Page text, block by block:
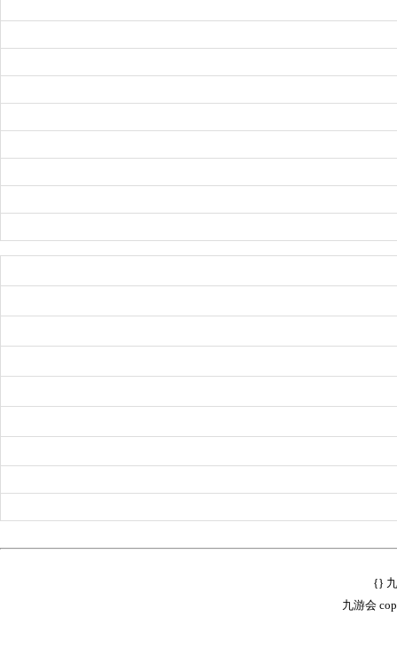
{}
九游会